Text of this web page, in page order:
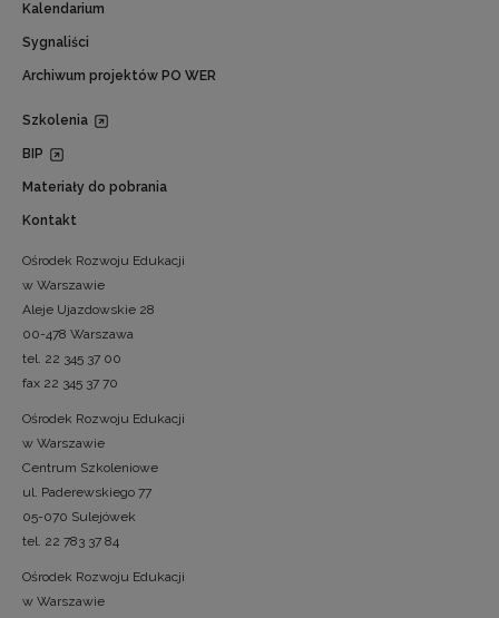
Kalendarium
Sygnaliści
Archiwum projektów PO WER
Szkolenia
BIP
Materiały do pobrania
Kontakt
Ośrodek Rozwoju Edukacji
w Warszawie
Aleje Ujazdowskie 28
00-478 Warszawa
tel. 22 345 37 00
fax 22 345 37 70
Ośrodek Rozwoju Edukacji
w Warszawie
Centrum Szkoleniowe
ul. Paderewskiego 77
05-070 Sulejówek
tel. 22 783 37 84
Ośrodek Rozwoju Edukacji
w Warszawie